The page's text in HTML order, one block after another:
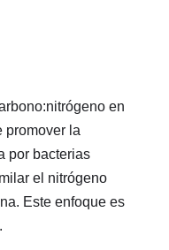
en
promover la
por bacterias
el nitrógeno
Este enfoque es